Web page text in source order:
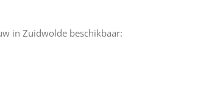
in Zuidwolde beschikbaar: